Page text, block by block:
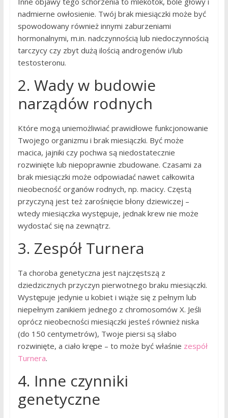
nadmierne owłosienie. Twój brak miesiączki może być
spowodowany również innymi zaburzeniami
hormonalnymi, m.in. nadczynnością lub niedoczynnością
tarczycy czy zbyt dużą ilością androgenów i/lub
testosteronu.
2. Wady w budowie
narządów rodnych
Które mogą uniemożliwiać prawidłowe funkcjonowanie
Twojego organizmu i brak miesiączki. Być może
macica, jajniki czy pochwa są niedostatecznie
rozwinięte lub niepoprawnie zbudowane. Czasami za
brak miesiączki może odpowiadać nawet całkowita
nieobecność organów rodnych, np. macicy. Częstą
przyczyną jest też zarośnięcie błony dziewiczej –
wtedy miesiączka występuje, jednak krew nie może
wydostać się na zewnątrz.
3. Zespół Turnera
Ta choroba genetyczna jest najczęstszą z
dziedzicznych przyczyn pierwotnego braku miesiączki.
Występuje jedynie u kobiet i wiąże się z pełnym lub
niepełnym zanikiem jednego z chromosomów X. Jeśli
oprócz nieobecności miesiączki jesteś również niska
(do 150 centymetrów), Twoje piersi są słabo
rozwinięte, a ciało krępe – to może być właśnie zespół
Turnera.
4. Inne czynniki
genetyczne